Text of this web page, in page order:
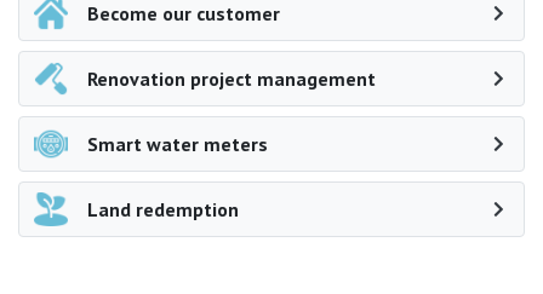
Become our customer
Renovation project management
Smart water meters
Land redemption